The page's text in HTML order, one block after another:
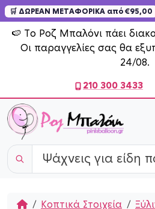
🛒 ΔΩΡΕΑΝ ΜΕΤΑΦΟΡΙΚΑ από €95,00
🍉 Το Ροζ Μπαλόνι πάει
Οι παραγγελίες σας θα
24/08.
Skip to content
210 300 3433
HomeΚοπτικά Στοιχεία